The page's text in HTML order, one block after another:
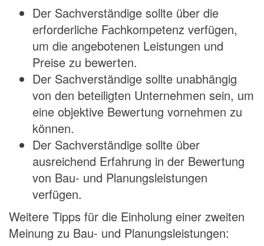
Der Sachverständige sollte über die
erforderliche Fachkompetenz verfügen,
um die angebotenen Leistungen und
Preise zu bewerten.
Der Sachverständige sollte unabhängig
von den beteiligten Unternehmen sein, um
eine objektive Bewertung vornehmen zu
können.
Der Sachverständige sollte über
ausreichend Erfahrung in der Bewertung
von Bau- und Planungsleistungen
verfügen.
Weitere Tipps für die Einholung einer zweiten
Meinung zu Bau- und Planungsleistungen: